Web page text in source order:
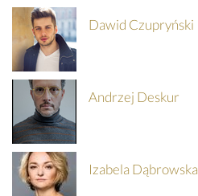
SZCZEGÓŁY
KUP
BILET
Dawid Czupryński
Andrzej Deskur
Izabela Dąbrowska